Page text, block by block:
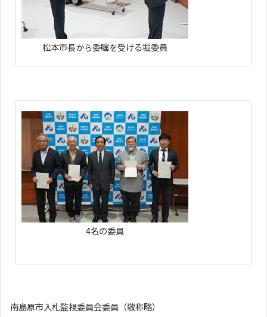
松本市長から委嘱を受ける堀委員
4名の委員
南島原市入札監視委員会委員（敬称略）